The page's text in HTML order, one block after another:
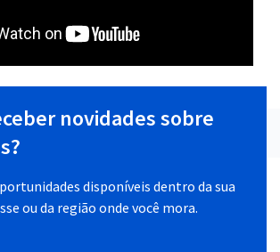
novidades sobre
disponíveis dentro da sua
ou da região onde você mora.